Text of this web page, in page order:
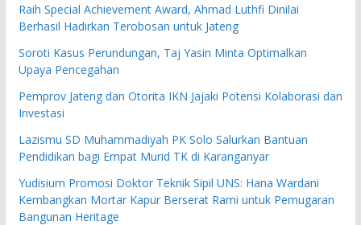
Raih Special Achievement Award, Ahmad Luthfi Dinilai
Berhasil Hadirkan Terobosan untuk Jateng
Soroti Kasus Perundungan, Taj Yasin Minta Optimalkan
Upaya Pencegahan
Pemprov Jateng dan Otorita IKN Jajaki Potensi Kolaborasi dan
Investasi
Lazismu SD Muhammadiyah PK Solo Salurkan Bantuan
Pendidikan bagi Empat Murid TK di Karanganyar
Yudisium Promosi Doktor Teknik Sipil UNS: Hana Wardani
Kembangkan Mortar Kapur Berserat Rami untuk Pemugaran
Bangunan Heritage